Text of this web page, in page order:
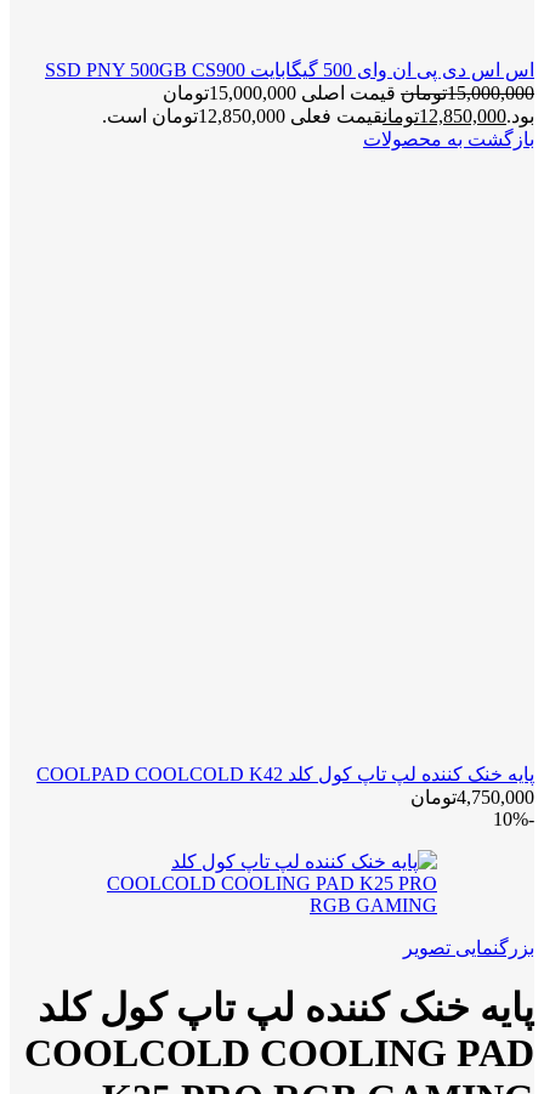
اس اس دی پی ان وای 500 گیگابایت SSD PNY 500GB CS900
15,000,000تومان
قیمت اصلی 15,000,000تومان
بود.12,850,000تومانقیمت فعلی 12,850,000تومان است.
بازگشت به محصولات
پایه خنک کننده لپ تاپ کول کلد COOLPAD COOLCOLD K42
4,750,000تومان
-10%
بزرگنمایی تصویر
پایه خنک کننده لپ تاپ کول کلد
COOLCOLD COOLING PAD